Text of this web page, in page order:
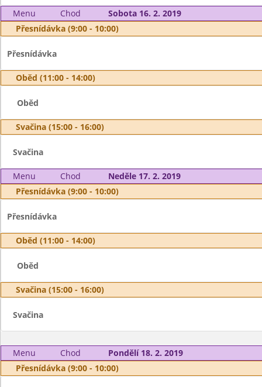
Menu Chod
Sobota 16. 2. 2019
Přesnídávka (9:00 - 10:00)
Přesnídávka
Oběd (11:00 - 14:00)
Oběd
Svačina (15:00 - 16:00)
Svačina
Menu Chod
Neděle 17. 2. 2019
Přesnídávka (9:00 - 10:00)
Přesnídávka
Oběd (11:00 - 14:00)
Oběd
Svačina (15:00 - 16:00)
Svačina
Menu Chod
Pondělí 18. 2. 2019
Přesnídávka (9:00 - 10:00)